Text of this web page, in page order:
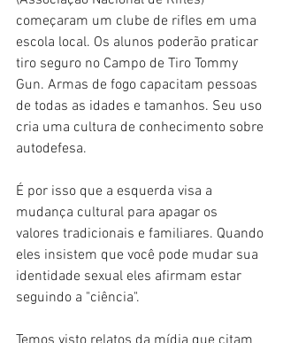
começaram um clube de rifles em uma
escola local. Os alunos poderão praticar
tiro seguro no Campo de Tiro Tommy
Gun. Armas de fogo capacitam pessoas
de todas as idades e tamanhos. Seu uso
cria uma cultura de conhecimento sobre
autodefesa.
É por isso que a esquerda visa a
mudança cultural para apagar os
valores tradicionais e familiares. Quando
eles insistem que você pode mudar sua
identidade sexual eles afirmam estar
seguindo a "ciência".